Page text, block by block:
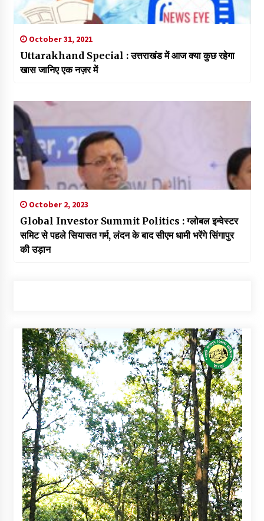
October 31, 2021
Uttarakhand Special : उत्तराखंड में आज क्या कुछ रहेगा
खास जानिए एक नज़र में
October 2, 2023
Global Investor Summit Politics : ग्लोबल इन्वेस्टर
समिट से पहले सियासत गर्म, लंदन के बाद सीएम धामी भरेंगे सिंगापुर
की उड़ान